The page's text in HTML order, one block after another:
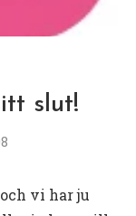
slut!
vi har ju